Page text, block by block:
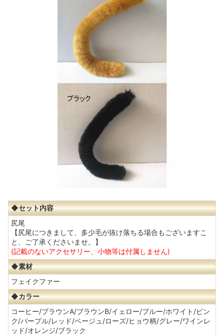
◆セット内容
尻尾
【尻尾につきまして、多少毛が抜け落ちる場合もございますこ
と、ご了承くださいませ。】
(記載のないアクセサリー、小物等は付属しません)
◆素材
フェイクファー
◆カラー
コーヒー/ブラウンA/ブラウンB/イェロー/ブルー/ホワイト/ピン
ク/パープル/レッド/ベージュ/ローズ/ヒョウ柄/グレー/ワインレ
ッド/オレンジ/ブラック